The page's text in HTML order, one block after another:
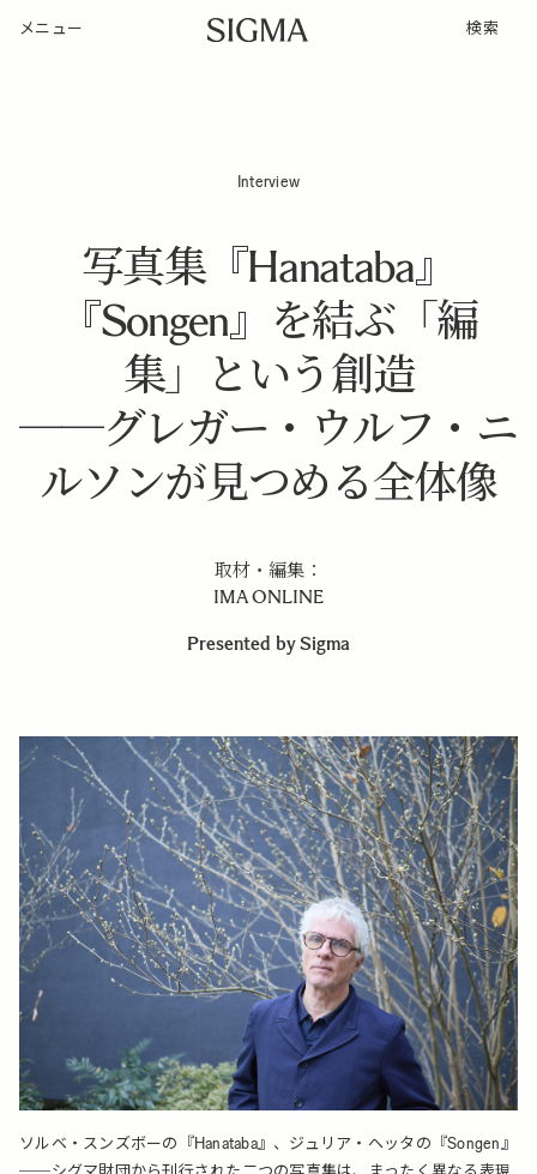
メニュー 検索
Interview
写真集『Hanataba』
『Songen』を結ぶ「編
集」という創造
──グレガー・ウルフ・ニ
ルソンが見つめる全体像
取材・編集：
IMA ONLINE
Presented by Sigma
ソルベ・スンズボーの『Hanataba』、ジュリア・ヘッタの『Songen』